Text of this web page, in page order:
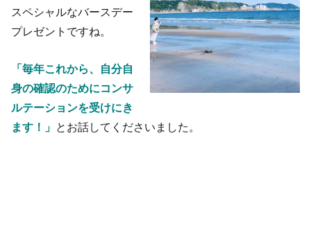
スペシャルなバースデー
プレゼントですね。
「毎年これから、自分自
身の確認のためにコンサ
ルテーションを受けにき
ます！」 とお話してくださいました。